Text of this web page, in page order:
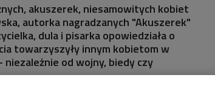
akuszerek, niesamowitych kobiet
autorka nagradzanych "Akuszerek"
dula i pisarka opowiedziała o
towarzyszyły innym kobietom w
od wojny, biedy czy